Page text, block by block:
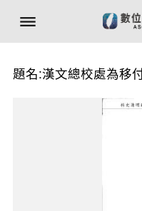
題名:漢文總校處為移